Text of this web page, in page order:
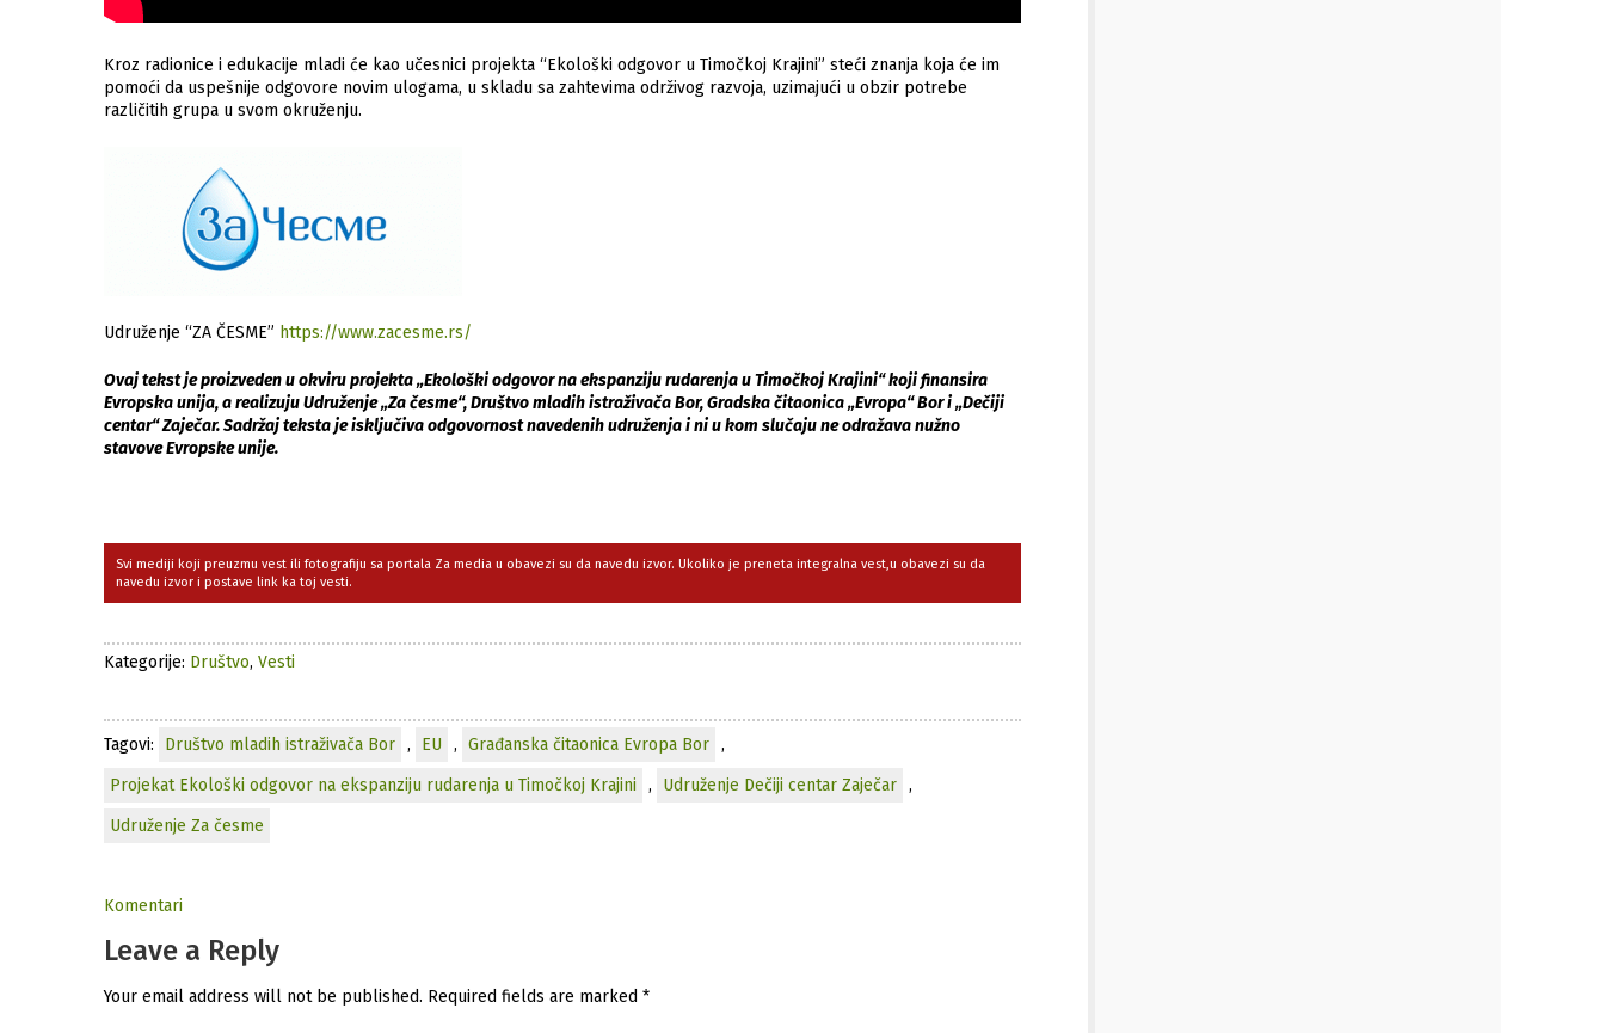
Kroz radionice i edukacije mladi će kao učesnici projekta “Ekološki odgovor u Timočkoj Krajini” steći znanja koja će im
pomoći da uspešnije odgovore novim ulogama, u skladu sa zahtevima održivog razvoja, uzimajući u obzir potrebe
različitih grupa u svom okruženju.
Udruženje “ZA ČESME” https://www.zacesme.rs/
Ovaj tekst je proizveden u okviru projekta „Ekološki odgovor na ekspanziju rudarenja u Timočkoj Krajini“ koji finansira
Evropska unija, a realizuju Udruženje „Za česme“, Društvo mladih istraživača Bor, Gradska čitaonica „Evropa“ Bor i „Dečiji
centar“ Zaječar. Sadržaj teksta je isključiva odgovornost navedenih udruženja i ni u kom slučaju ne odražava nužno
stavove Evropske unije.
Svi mediji koji preuzmu vest ili fotografiju sa portala Za media u obavezi su da navedu izvor. Ukoliko je preneta integralna vest,u obavezi su da
navedu izvor i postave link ka toj vesti.
Kategorije: Društvo, Vesti
Tagovi: Društvo mladih istraživača Bor , EU , Građanska čitaonica Evropa Bor ,
Projekat Ekološki odgovor na ekspanziju rudarenja u Timočkoj Krajini
, Udruženje Dečiji centar Zaječar ,
Udruženje Za česme
Komentari
Leave a Reply
Your email address will not be published. Required fields are marked *